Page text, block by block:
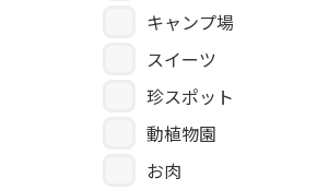
キャンプ場
スイーツ
珍スポット
動植物園
お肉